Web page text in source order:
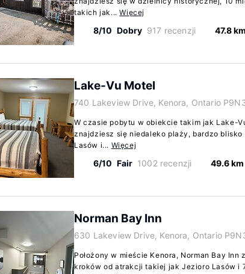
takich jak...Więcej
8/10 Dobry 917 recenzji 47.8 km
Lake-Vu Motel
740 Lakeview Drive, Kenora, Ontario
W czasie pobytu w obiekcie takim jak Lake-
znajdziesz się niedaleko plaży, bardzo
Lasów i... Więcej
6/10 Fair 1002 recenzji 49.6 km
Norman Bay Inn
630 Lakeview Drive, Kenora, Ontario
Położony w mieście Kenora, Norman Bay
kroków od atrakcji takiej jak Jezioro Lasów i